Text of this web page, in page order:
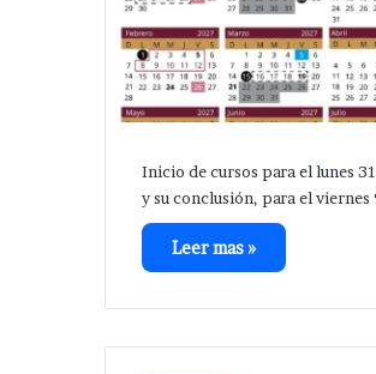
Inicio de cursos para el lunes
y su conclusión, para el viernes
Leer mas »